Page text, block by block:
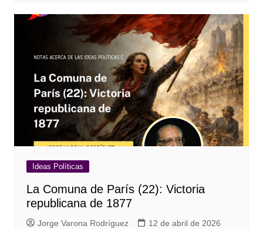
Ideas Políticas
La Comuna de París (22): Victoria
republicana de 1877
Jorge Varona Rodríguez
12 de abril de 2026